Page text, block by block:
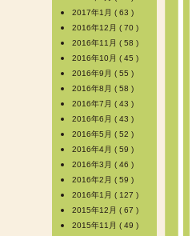
2017年1月 ( 63 )
2016年12月 ( 70 )
2016年11月 ( 58 )
2016年10月 ( 45 )
2016年9月 ( 55 )
2016年8月 ( 58 )
2016年7月 ( 43 )
2016年6月 ( 43 )
2016年5月 ( 52 )
2016年4月 ( 59 )
2016年3月 ( 46 )
2016年2月 ( 59 )
2016年1月 ( 127 )
2015年12月 ( 67 )
2015年11月 ( 49 )